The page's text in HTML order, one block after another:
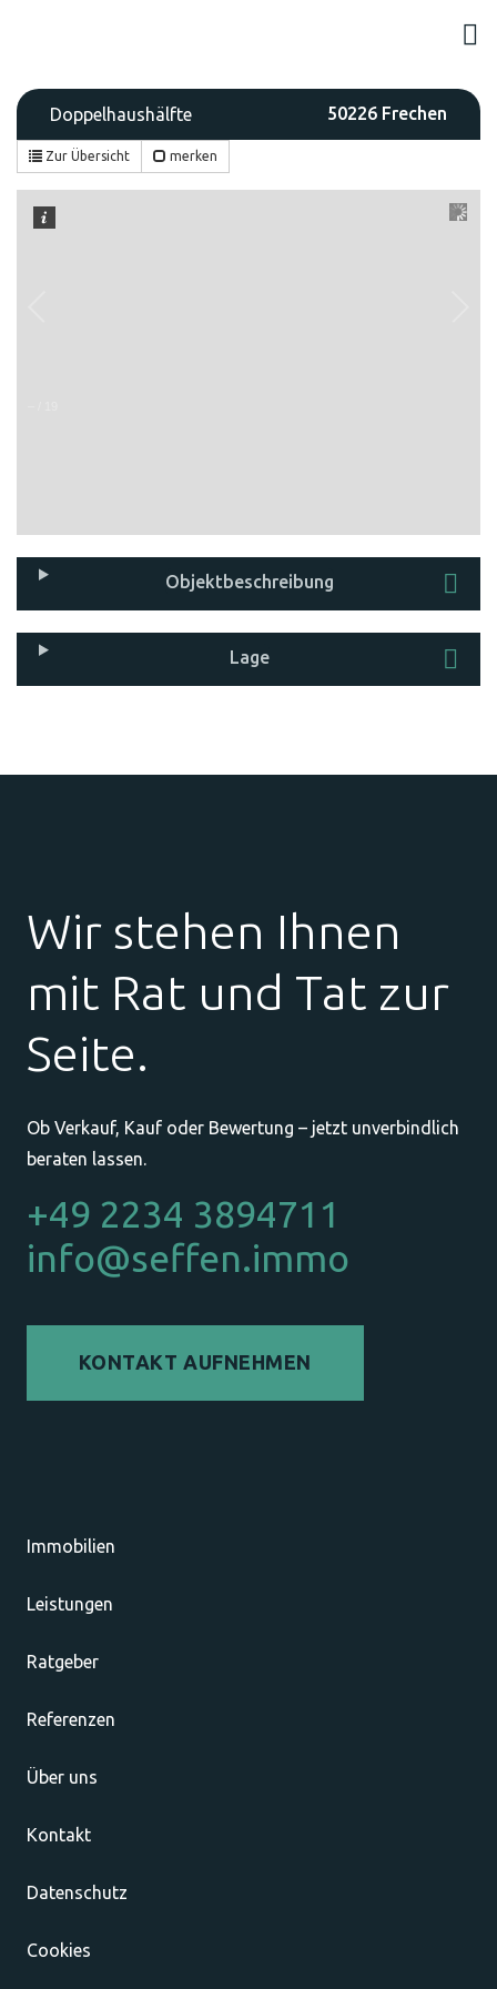
Doppelhaushälfte 50226 Frechen
Zur Übersicht merken
Objekt­beschreibung
Lage
Wir stehen Ihnen
mit Rat und Tat zur
Seite.
Ob Verkauf, Kauf oder Bewertung – jetzt unverbindlich
beraten lassen.
+49 2234 3894711
info@seffen.immo
KONTAKT AUFNEHMEN
Immobilien
Leistungen
Ratgeber
Referenzen
Über uns
Kontakt
Datenschutz
Cookies